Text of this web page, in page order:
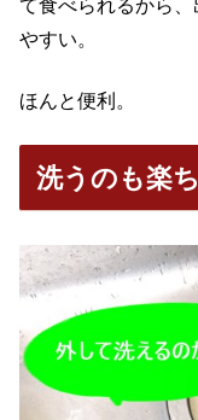
て食べられるから
やすい。
ほんと便利。
洗うのも楽